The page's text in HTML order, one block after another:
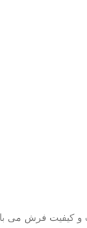
و کیفیت فرش می